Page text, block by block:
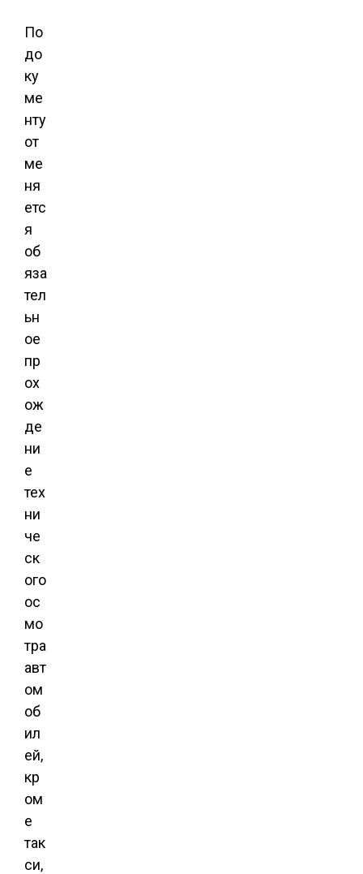
По
до
ку
ме
нту
от
ме
ня
етс
я
об
яза
тел
ьн
ое
пр
ох
ож
де
ни
е
тех
ни
че
ск
ого
ос
мо
тра
авт
ом
об
ил
ей,
кр
ом
е
так
си,